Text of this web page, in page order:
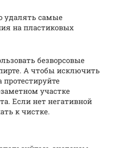
удалять самые
на пластиковых
безворсовые
А чтобы исключить
протестируйте
участке
Если нет негативной
к чистке.